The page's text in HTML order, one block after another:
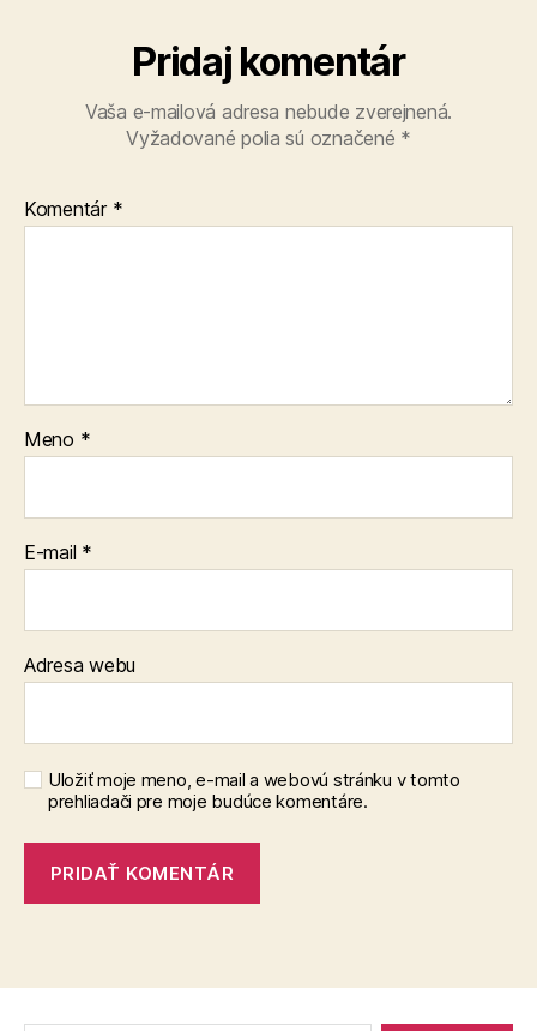
Pridaj komentár
Vaša e-mailová adresa nebude zverejnená.
Vyžadované polia sú označené *
Komentár *
Meno *
E-mail *
Adresa webu
Uložiť moje meno, e-mail a webovú stránku v tomto
prehliadači pre moje budúce komentáre.